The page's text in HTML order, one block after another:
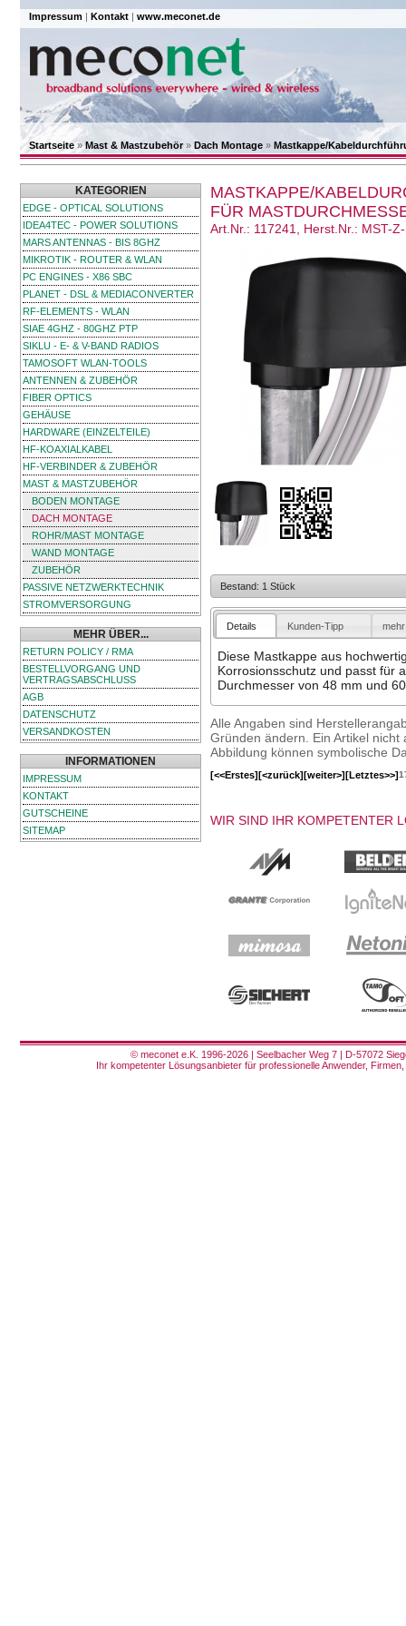
Impressum | Kontakt | www.meconet.de
Startseite»Mast & Mastzubehör» Dach Montage » Mastkappe/
KATEGORIEN
EDGE - OPTICAL SOLUTIONS
IDEA4TEC - POWER SOLUTIONS
MARS ANTENNAS - BIS 8GHZ
MIKROTIK - ROUTER & WLAN
PC ENGINES - X86 SBC
PLANET - DSL & MEDIACONVERTER
RF-ELEMENTS - WLAN
SIAE 4GHZ - 80GHZ PTP
SIKLU - E- & V-BAND RADIOS
TAMOSOFT WLAN-TOOLS
ANTENNEN & ZUBEHÖR
FIBER OPTICS
GEHÄUSE
HARDWARE (EINZELTEILE)
HF-KOAXIALKABEL
HF-VERBINDER & ZUBEHÖR
MAST & MASTZUBEHÖR
BODEN MONTAGE
DACH MONTAGE
ROHR/MAST MONTAGE
WAND MONTAGE
ZUBEHÖR
PASSIVE NETZWERKTECHNIK
STROMVERSORGUNG
MEHR ÜBER...
RETURN POLICY / RMA
BESTELLVORGANG UND
VERTRAGSABSCHLUSS
AGB
DATENSCHUTZ
VERSANDKOSTEN
INFORMATIONEN
IMPRESSUM
KONTAKT
GUTSCHEINE
SITEMAP
MASTKAPPE/
FÜR
Art.Nr.: 117241, Herst.Nr.: MST-
Bestand: 1 Stück
Details Kunden-Tipp
Diese Mastkappe aus
Korrosionsschutz und passt für
Durchmesser von 48 mm und
Alle Angaben sind
Gründen ändern. Ein Artikel
Abbildung können symbolische
[<<Erstes][<zurück][weiter>][Letztes>>]
WIR SIND IHR KOMPETENTER
© meconet e.K. 1996-2026 | Seelbacher Weg 7 | D-57072
Ihr kompetenter Lösungsanbieter für professionelle Anwender,